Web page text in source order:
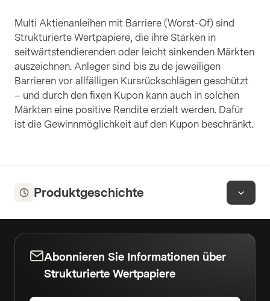
Multi Aktienanleihen mit Barriere (Worst-Of) sind
Strukturierte Wertpapiere, die ihre Stärken in
seitwärtstendierenden oder leicht sinkenden Märkten
auszeichnen. Anleger sind bis zu de jeweiligen
Barrieren vor allfälligen Kursrückschlägen geschützt
– und durch den fixen Kupon kann auch in solchen
Märkten eine positive Rendite erzielt werden. Dafür
ist die Gewinnmöglichkeit auf den Kupon beschränkt.
Produktgeschichte
Abonnieren Sie Informationen über
Strukturierte Wertpapiere